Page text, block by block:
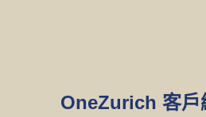
OneZurich 客戶